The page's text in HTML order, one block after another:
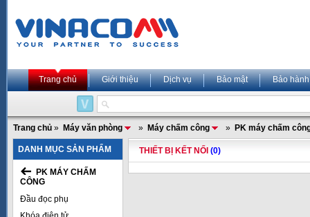
Trang chủ Giới thiệu Dịch vụ Bảo mật Bảo hành
Trang chủ » Máy văn phòng » Máy chấm công » PK máy chấm
DANH MỤC SẢN PHẨM
PK MÁY CHẤM
CÔNG
Đầu đọc phụ
THIẾT BỊ KẾT NỐI (0)